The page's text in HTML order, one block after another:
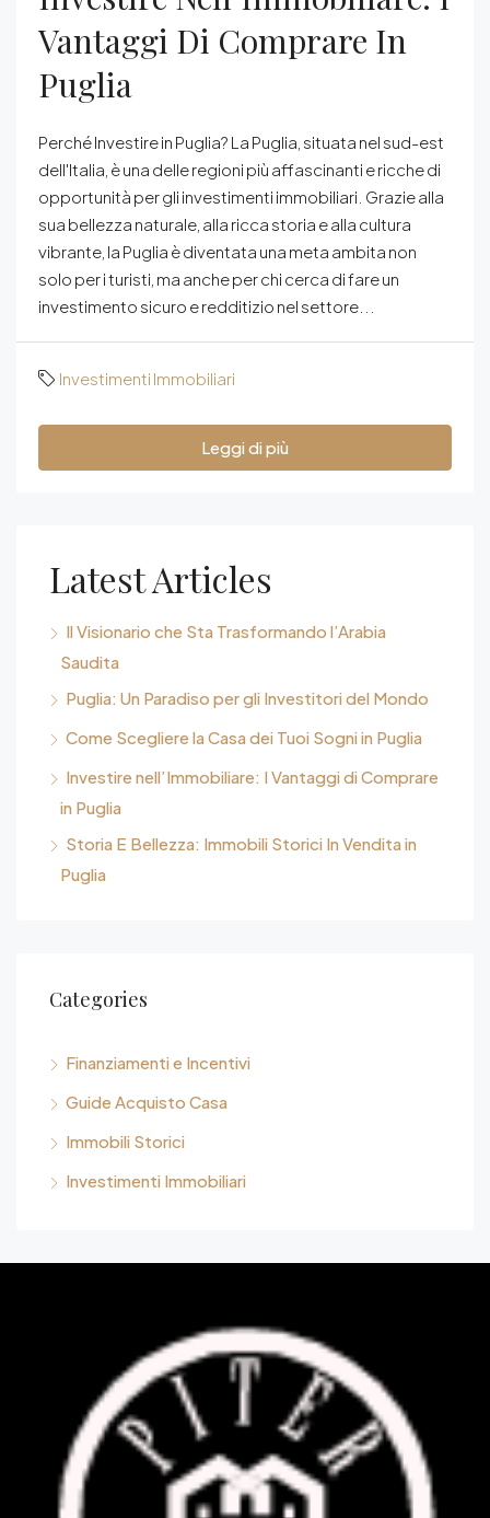
Vantaggi Di Comprare In
Puglia
Perché Investire in Puglia? La Puglia, situata nel sud-est
dell'Italia, è una delle regioni più affascinanti e ricche di
opportunità per gli investimenti immobiliari. Grazie alla
sua bellezza naturale, alla ricca storia e alla cultura
vibrante, la Puglia è diventata una meta ambita non
solo per i turisti, ma anche per chi cerca di fare un
investimento sicuro e redditizio nel settore...
Investimenti Immobiliari
Leggi di più
Latest Articles
Il Visionario che Sta Trasformando l’Arabia
Saudita
Puglia: Un Paradiso per gli Investitori del Mondo
Come Scegliere la Casa dei Tuoi Sogni in Puglia
Investire nell’Immobiliare: I Vantaggi di Comprare
in Puglia
Storia E Bellezza: Immobili Storici In Vendita in
Puglia
Categories
Finanziamenti e Incentivi
Guide Acquisto Casa
Immobili Storici
Investimenti Immobiliari